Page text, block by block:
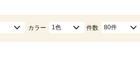
カラー 1色 件数 80件